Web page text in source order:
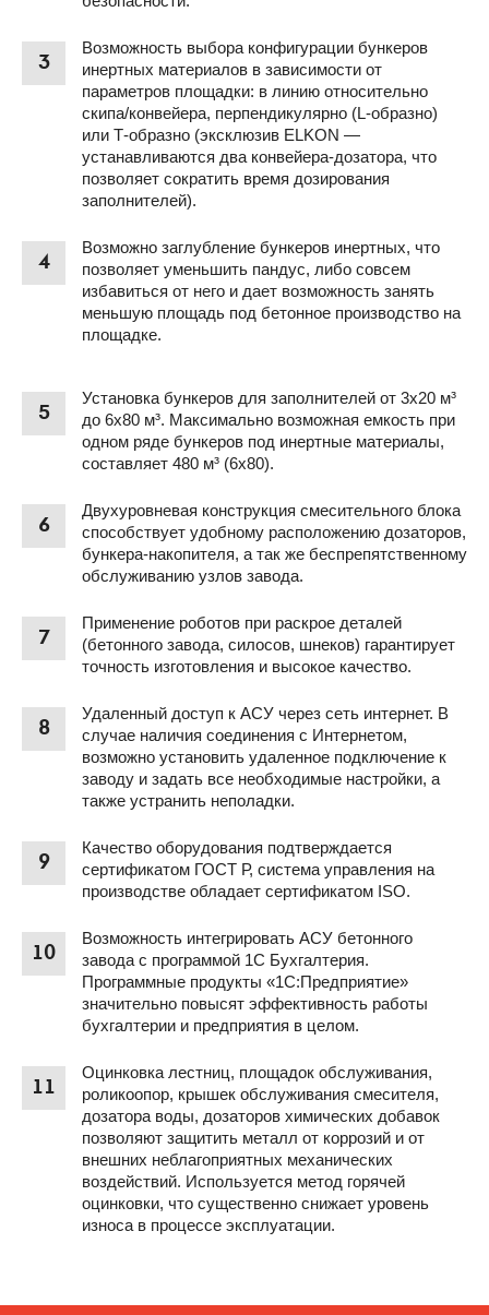
3
Возможность выбора конфигурации бункеров
инертных материалов в зависимости от
параметров площадки: в линию относительно
скипа/конвейера, перпендикулярно (L-образно)
или Т-образно (эксклюзив ELKON —
устанавливаются два конвейера-дозатора, что
позволяет сократить время дозирования
заполнителей).
4
Возможно заглубление бункеров инертных, что
позволяет уменьшить пандус, либо совсем
избавиться от него и дает возможность занять
меньшую площадь под бетонное производство на
площадке.
5
Установка бункеров для заполнителей от 3х20 м³
до 6х80 м³. Максимально возможная емкость при
одном ряде бункеров под инертные материалы,
составляет 480 м³ (6х80).
6
Двухуровневая конструкция смесительного блока
способствует удобному расположению дозаторов,
бункера-накопителя, а так же беспрепятственному
обслуживанию узлов завода.
7
Применение роботов при раскрое деталей
(бетонного завода, силосов, шнеков) гарантирует
точность изготовления и высокое качество.
8
Удаленный доступ к АСУ через сеть интернет. В
случае наличия соединения с Интернетом,
возможно установить удаленное подключение к
заводу и задать все необходимые настройки, а
также устранить неполадки.
9
Качество оборудования подтверждается
сертификатом ГОСТ Р, система управления на
производстве обладает сертификатом ISO.
10
Возможность интегрировать АСУ бетонного
завода с программой 1С Бухгалтерия.
Программные продукты «1С:Предприятие»
значительно повысят эффективность работы
бухгалтерии и предприятия в целом.
11
Оцинковка лестниц, площадок обслуживания,
роликоопор, крышек обслуживания смесителя,
дозатора воды, дозаторов химических добавок
позволяют защитить металл от коррозий и от
внешних неблагоприятных механических
воздействий. Используется метод горячей
оцинковки, что существенно снижает уровень
износа в процессе эксплуатации.